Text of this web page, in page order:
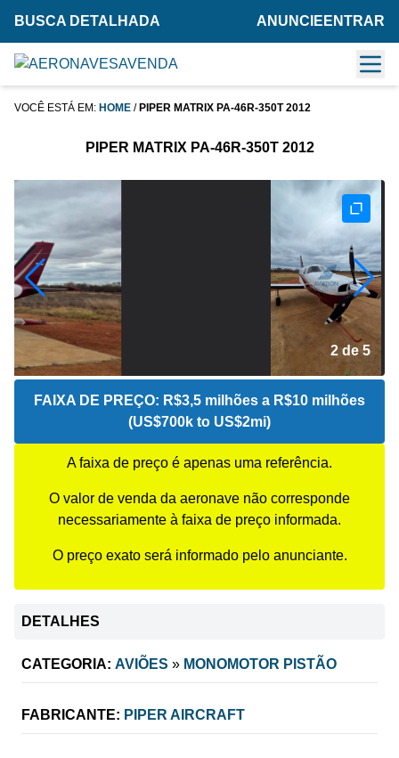
BUSCA DETALHADA ANUNCIE ENTRAR
VOCÊ ESTÁ EM: HOME / PIPER MATRIX PA-46R-350T 2012
PIPER MATRIX PA-46R-350T 2012
2 de 5
FAIXA DE PREÇO: R$3,5 milhões a R$10 milhões
(US$700k to US$2mi)
A faixa de preço é apenas uma referência.
O valor de venda da aeronave não corresponde
necessariamente à faixa de preço informada.
O preço exato será informado pelo anunciante.
DETALHES
CATEGORIA: AVIÕES » MONOMOTOR PISTÃO
FABRICANTE: PIPER AIRCRAFT